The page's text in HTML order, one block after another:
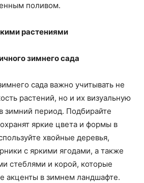
поливом.
растениями
зимнего сада
сада важно учитывать не
растений, но и их визуальную
зимний период. Подбирайте
яркие цвета и формы в
хвойные деревья,
с яркими ягодами, а также
стеблями и корой, которые
акценты в зимнем ландшафте.